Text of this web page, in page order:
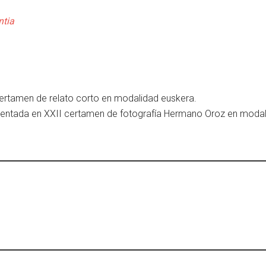
de relato corto en modalidad euskera.
en XXII certamen de fotografía Hermano Oroz en